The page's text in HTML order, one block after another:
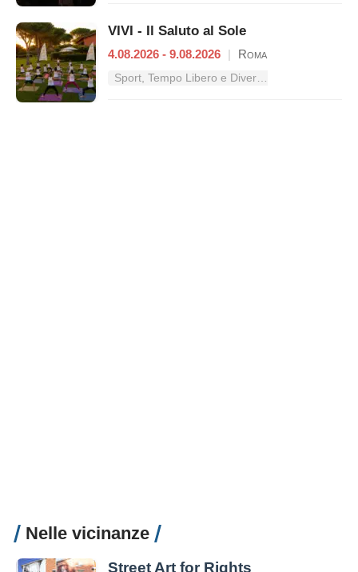
VIVI - Il Saluto al Sole
4.08.2026 - 9.08.2026 | Roma
Nelle vicinanze
Street Art for Rights